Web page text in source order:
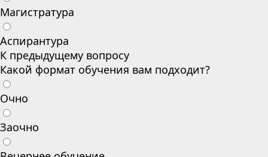
Магистратура
Аспирантура
К предыдущему вопросу
Какой формат обучения вам подходит?
Очно
Заочно